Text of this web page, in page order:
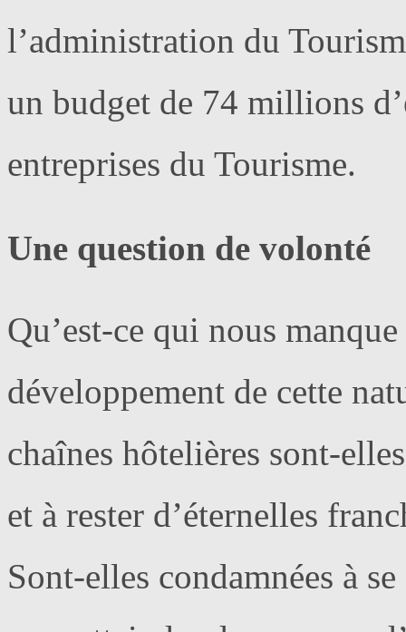
l’administration du
un budget de 74 millions
entreprises du Tourisme.
Une question de volonté
Qu’est-ce qui nous
développement de cette
chaînes hôtelières sont-
et à rester d’éternelles
Sont-elles condamnées à